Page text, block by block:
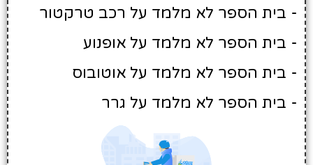
- בית הספר לא מלמד על רכב טרקטור
- בית הספר לא מלמד על אופנוע
- בית הספר לא מלמד על אוטובוס
- בית הספר לא מלמד על גרר